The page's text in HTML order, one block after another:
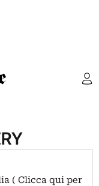
( Clicca qui per